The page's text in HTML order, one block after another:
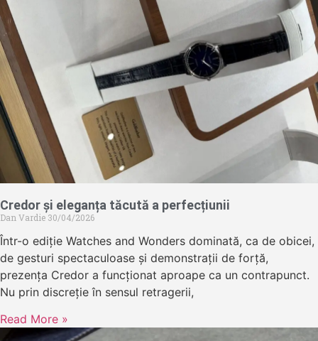
Credor și eleganța tăcută a perfecțiunii
Dan Vardie 30/04/2026
Într-o ediție Watches and Wonders dominată, ca de obicei,
de gesturi spectaculoase și demonstrații de forță,
prezența Credor a funcționat aproape ca un contrapunct.
Nu prin discreție în sensul retragerii,
Read More »